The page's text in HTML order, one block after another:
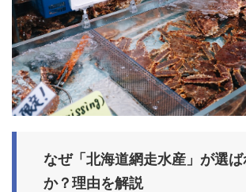
なぜ「北海道網走水産」が選
か？理由を解説